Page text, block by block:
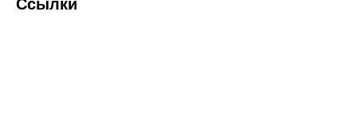
Ссылки